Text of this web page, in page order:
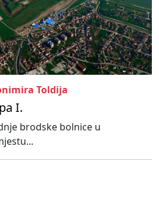
Toldija
I.
brodske bolnice u